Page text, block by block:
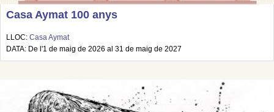
Casa Aymat 100 anys
LLOC: Casa Aymat
DATA: De l'1 de maig de 2026 al 31 de maig de 2027